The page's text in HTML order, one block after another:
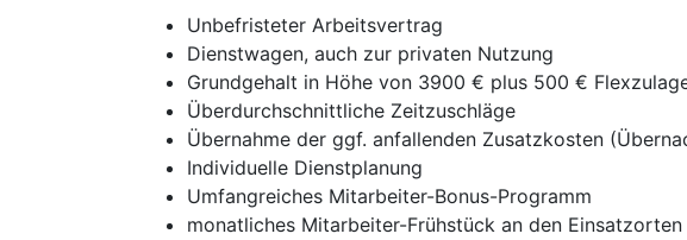
Unbefristeter Arbeitsvertrag
Dienstwagen, auch zur privaten Nutzung
Grundgehalt in Höhe von 3900 € plus 500 €
Überdurchschnittliche Zeitzuschläge
Übernahme der ggf. anfallenden Zusatzkosten
Individuelle Dienstplanung
Umfangreiches Mitarbeiter-Bonus-Programm
monatliches Mitarbeiter-Frühstück an den Einsatzorten